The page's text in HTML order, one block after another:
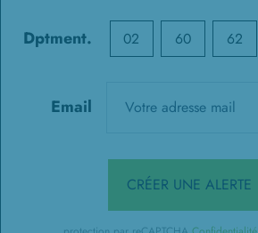
Dptment. 02 60 62
Email
CRÉER UNE ALERTE